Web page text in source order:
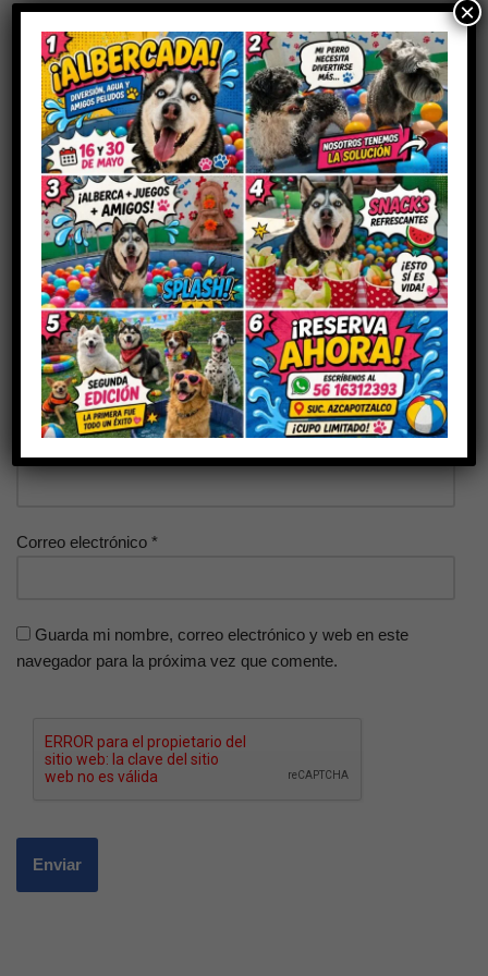
Aún no hay reseñas
Sé el primero en valorar “ULCETRAT 50”
Tu dirección de correo electrónico no será publicada. Los
campos obligatorios están marcados con*
Tu puntuación
Tu valoración*
Correo electrónico *
Guarda mi nombre, correo electrónico y web en este
navegador para la próxima vez que comente.
×